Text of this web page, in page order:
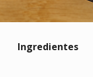
Ingredientes